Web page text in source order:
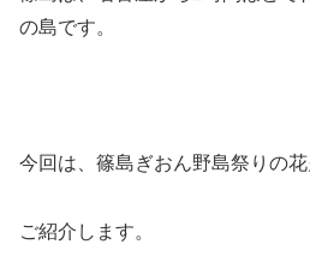
の島です。
今回は、篠島ぎおん野島祭りの花
ご紹介します。